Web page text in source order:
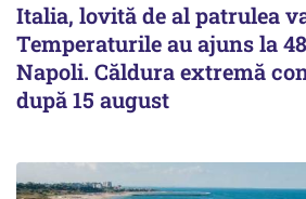
Italia, lovită de al patrulea
Temperaturile au ajuns la
Napoli. Căldura extremă
după 15 august